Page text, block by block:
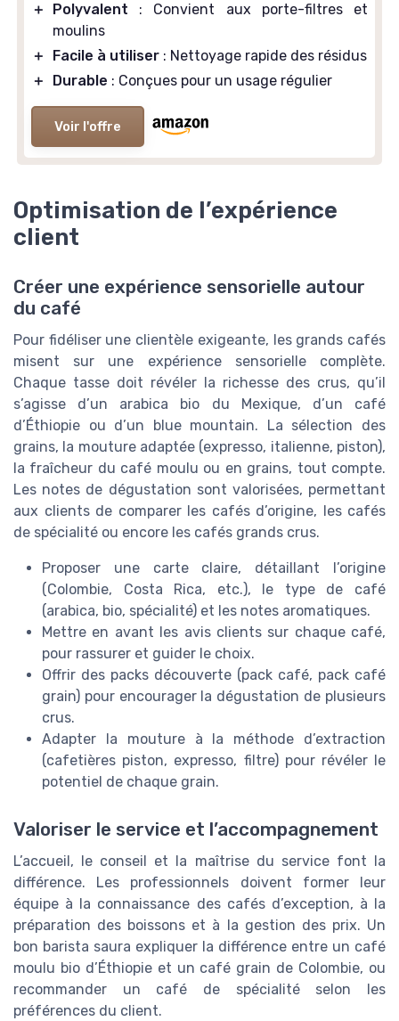
＋
Polyvalent : Convient aux porte-filtres et
moulins
＋
Facile à utiliser : Nettoyage rapide des résidus
＋
Durable : Conçues pour un usage régulier
Voir l'offre
Optimisation de l’expérience
client
Créer une expérience sensorielle autour
du café
Pour fidéliser une clientèle exigeante, les grands cafés
misent sur une expérience sensorielle complète.
Chaque tasse doit révéler la richesse des crus, qu’il
s’agisse d’un arabica bio du Mexique, d’un café
d’Éthiopie ou d’un blue mountain. La sélection des
grains, la mouture adaptée (expresso, italienne, piston),
la fraîcheur du café moulu ou en grains, tout compte.
Les notes de dégustation sont valorisées, permettant
aux clients de comparer les cafés d’origine, les cafés
de spécialité ou encore les cafés grands crus.
Proposer une carte claire, détaillant l’origine
(Colombie, Costa Rica, etc.), le type de café
(arabica, bio, spécialité) et les notes aromatiques.
Mettre en avant les avis clients sur chaque café,
pour rassurer et guider le choix.
Offrir des packs découverte (pack café, pack café
grain) pour encourager la dégustation de plusieurs
crus.
Adapter la mouture à la méthode d’extraction
(cafetières piston, expresso, filtre) pour révéler le
potentiel de chaque grain.
Valoriser le service et l’accompagnement
L’accueil, le conseil et la maîtrise du service font la
différence. Les professionnels doivent former leur
équipe à la connaissance des cafés d’exception, à la
préparation des boissons et à la gestion des prix. Un
bon barista saura expliquer la différence entre un café
moulu bio d’Éthiopie et un café grain de Colombie, ou
recommander un café de spécialité selon les
préférences du client.